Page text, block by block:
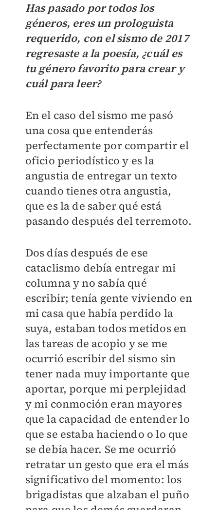
Has pasado por todos los
géneros, eres un prologuista
requerido, con el sismo de 2017
regresaste a la poesía, ¿cuál es
tu género favorito para crear y
cuál para leer?
En el caso del sismo me pasó
una cosa que entenderás
perfectamente por compartir el
oficio periodístico y es la
angustia de entregar un texto
cuando tienes otra angustia,
que es la de saber qué está
pasando después del terremoto.
Dos días después de ese
cataclismo debía entregar mi
columna y no sabía qué
escribir; tenía gente viviendo en
mi casa que había perdido la
suya, estaban todos metidos en
las tareas de acopio y se me
ocurrió escribir del sismo sin
tener nada muy importante que
aportar, porque mi perplejidad
y mi conmoción eran mayores
que la capacidad de entender lo
que se estaba haciendo o lo que
se debía hacer. Se me ocurrió
retratar un gesto que era el más
significativo del momento: los
brigadistas que alzaban el puño